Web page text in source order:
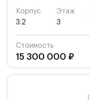
Корпус
3.2
Этаж
3
Стоимость
15 300 000 ₽